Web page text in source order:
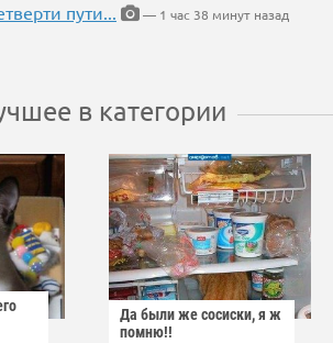
пути... — 1 час 38 минут назад
в категории
Да были же сосиски, я ж
помню!!